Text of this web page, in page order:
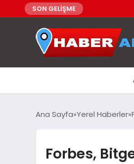
SON GELİŞME
Ana Sayfa Yerel Haberler
Forbes,